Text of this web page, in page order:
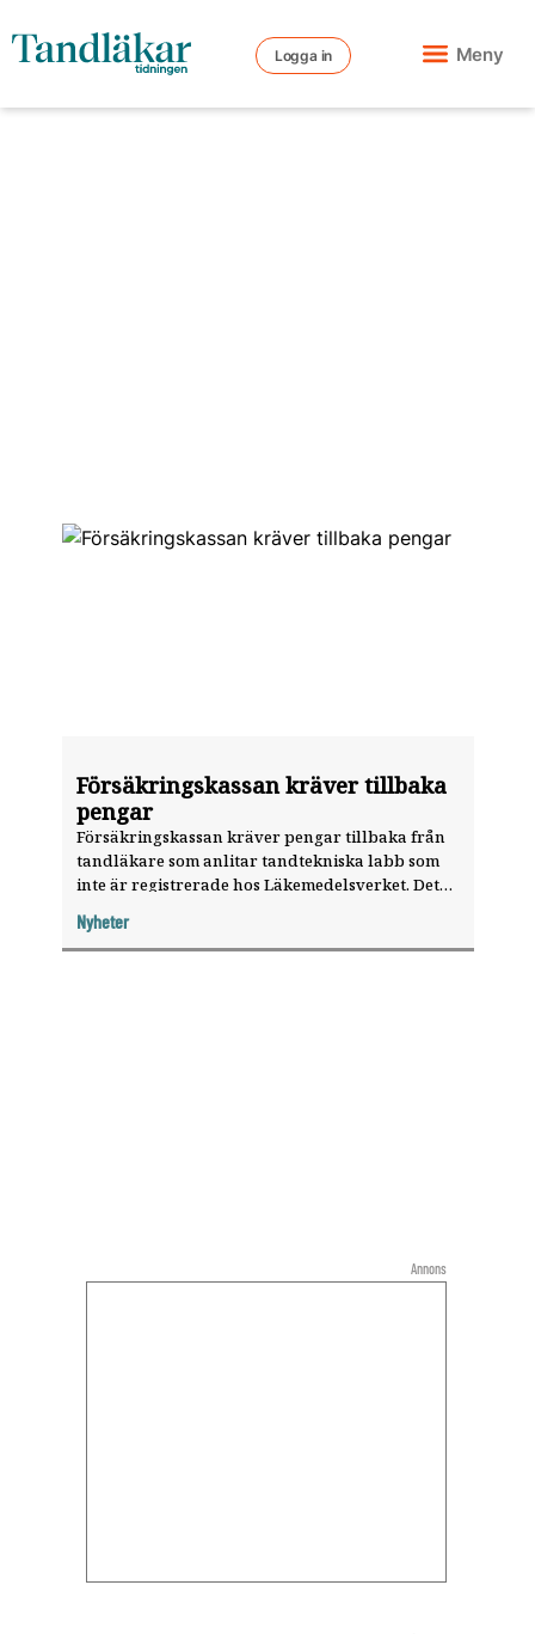
Logga in Meny
Försäkringskassan kräver tillbaka
pengar
Försäkringskassan kräver pengar tillbaka från
tandläkare som anlitar tandtekniska labb som
inte är registrerade hos Läkemedelsverket. Det
till tandvårdskedjan Sverigekliniker AB.
Nyheter
Annons